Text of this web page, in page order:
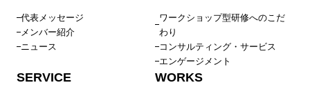
代表メッセージ
メンバー紹介
ニュース
ワークショップ型研修へのこだ
わり
コンサルティング・サービス
エンゲージメント
SERVICE WORKS